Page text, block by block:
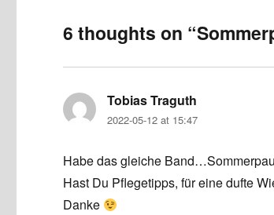
6 thoughts on
Tobias Traguth
2022-05-12 at 15:47
Habe das gleiche
Hast Du Pflegetipps, für eine dufte
Danke